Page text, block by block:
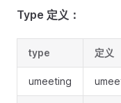
Type 定义：
type 定义
umeeting